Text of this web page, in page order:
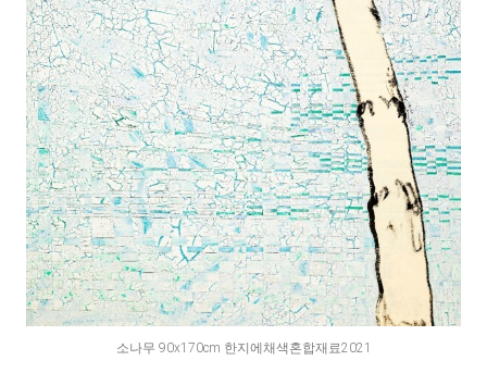
소나무 90x170cm 한지에채색혼합재료2021